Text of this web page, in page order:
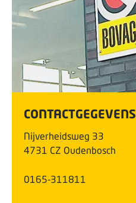
CONTACTGEGEVENS
Nijverheidsweg 33
4731 CZ Oudenbosch
0165-311811